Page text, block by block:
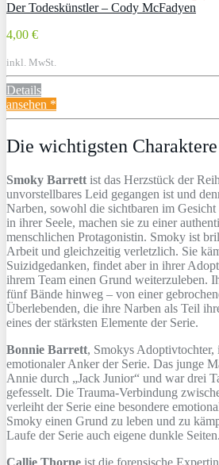
Der Todeskünstler – Cody McFadyen
4,00 €
inkl. MwSt.
Details
ansehen *
Die wichtigsten
Smoky Barrett ist das Herzstück der
unvorstellbares Leid gegangen ist und
Narben, sowohl die sichtbaren im Gesicht
in ihrer Seele, machen sie zu einer
menschlichen Protagonistin. Smoky ist
Arbeit und gleichzeitig verletzlich. Sie
Suizidgedanken, findet aber in ihrer
ihrem Team einen Grund weiterzuleben.
fünf Bände hinweg – von einer
Überlebenden, die ihre Narben als Teil
eines der stärksten Elemente der Serie.
Bonnie Barrett, Smokys Adoptivtochter,
emotionaler Anker der Serie. Das junge
Annie durch „Jack Junior“ und war drei
gefesselt. Die Trauma-Verbindung
verleiht der Serie eine besondere
Smoky einen Grund zu leben und zu
Laufe der Serie auch eigene dunkle Seiten.